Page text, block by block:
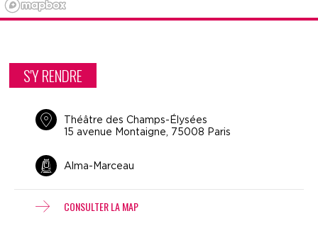
S'Y RENDRE
Théâtre des Champs-Élysées
15 avenue Montaigne, 75008 Paris
Alma-Marceau
CONSULTER LA MAP